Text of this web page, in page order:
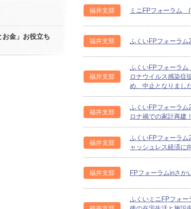
お金」お役立ち
福井支部 ミニFPフォーラム
福井支部 ふくいFPフォーラム
福井支部
ふくいFPフォーラム
ロナウイルス感染症
め、中止となりました
福井支部
ふくいFPフォーラム
ロナ禍での家計再建！
福井支部
ふくいFPフォーラム
ャッシュレス経済に
福井支部 FPフォーラムinさか
ふくいミニFPフォー